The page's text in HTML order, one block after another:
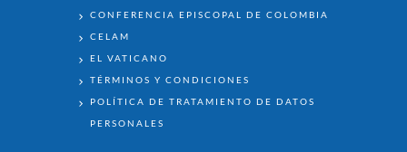
CONFERENCIA EPISCOPAL DE COLOMBIA
CELAM
EL VATICANO
TÉRMINOS Y CONDICIONES
POLÍTICA DE TRATAMIENTO DE DATOS
PERSONALES